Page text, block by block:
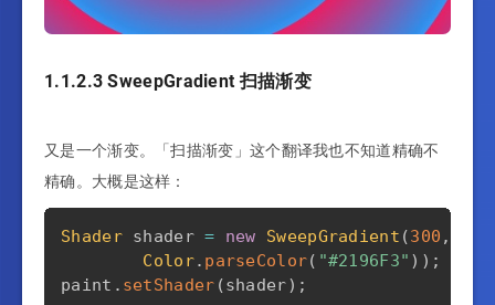
1.1.2.3 SweepGradient 扫描渐变
又是一个渐变。「扫描渐变」这个翻译我也不知道精确不
精确。大概是这样：
Shader shader = new SweepGradient (300 ,
Color. parseColor( "#2196F3" ) ) ;
paint . setShader (shader) ;